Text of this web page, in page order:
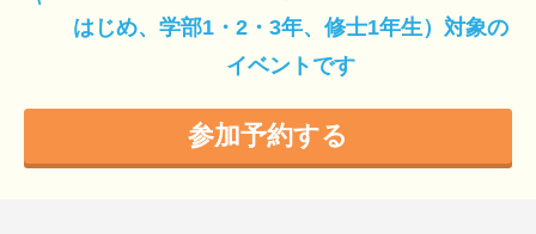
はじめ、学部1・2・3年、修士1年生）対象の
イベントです
参加予約する